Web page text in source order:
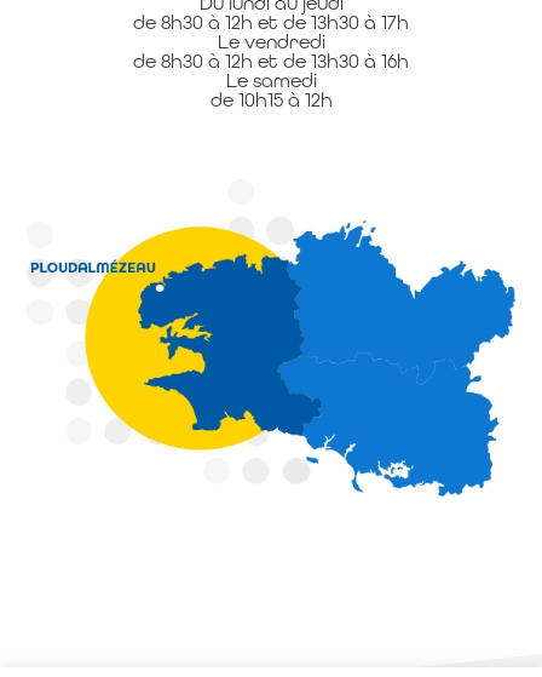
de 8h30 à 12h et de 13h30 à 17h
Le vendredi
de 8h30 à 12h et de 13h30 à 16h
Le samedi
de 10h15 à 12h